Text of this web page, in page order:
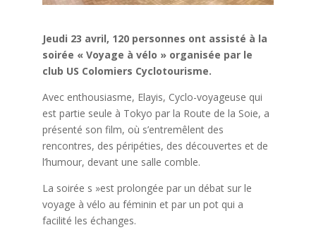
Jeudi 23 avril, 120 personnes ont assisté à la
soirée « Voyage à vélo » organisée par le
club US Colomiers Cyclotourisme.
Avec enthousiasme, Elayis, Cyclo-voyageuse qui
est partie seule à Tokyo par la Route de la Soie, a
présenté son film, où s’entremêlent des
rencontres, des péripéties, des découvertes et de
l’humour, devant une salle comble.
La soirée s »est prolongée par un débat sur le
voyage à vélo au féminin et par un pot qui a
facilité les échanges.